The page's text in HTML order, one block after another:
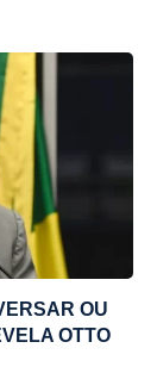
OU
OTTO